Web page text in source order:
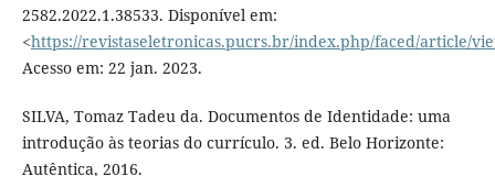
2582.2022.1.38533. Disponível em:
<https://revistaseletronicas.pucrs.br/index.php/faced/article/
Acesso em: 22 jan. 2023.
SILVA, Tomaz Tadeu da. Documentos de Identidade: uma
introdução às teorias do currículo. 3. ed. Belo Horizonte:
Autêntica, 2016.